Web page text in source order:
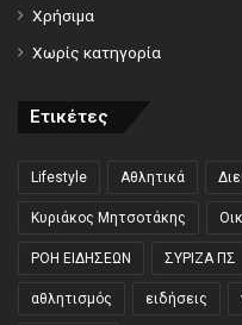
Χρήσιμα
Χωρίς κατηγορία
Ετικέτες
Lifestyle Αθλητικά
Κυριάκος Μητσοτάκης
ΡΟΗ ΕΙΔΗΣΕΩΝ ΣΥΡΙΖΑ ΠΣ
αθλητισμός ειδήσεις